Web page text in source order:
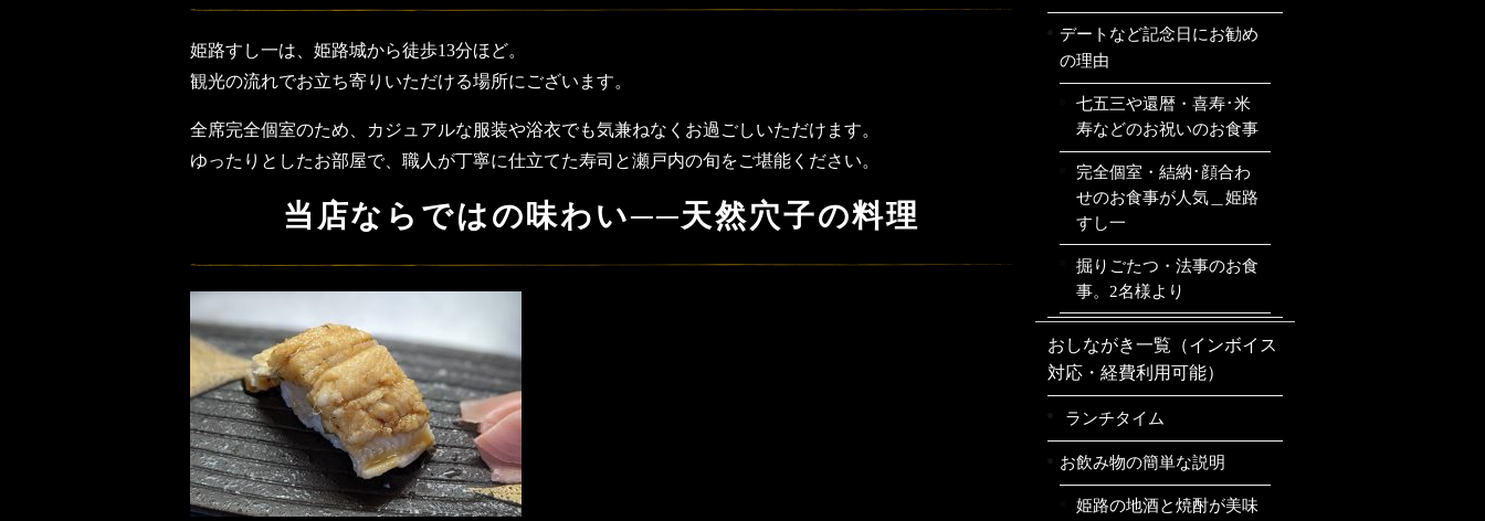
姫路すし一は、姫路城から徒歩13分ほど。
観光の流れでお立ち寄りいただける場所にございます。
全席完全個室のため、カジュアルな服装や浴衣でも気兼ねなくお過ごしいただけます。
ゆったりとしたお部屋で、職人が丁寧に仕立てた寿司と瀬戸内の旬をご堪能ください。
当店ならではの味わい──天然穴子の料理
デートなど記念日にお勧め
の理由
七五三や還暦・喜寿･米
寿などのお祝いのお食事
完全個室・結納･顔合わ
せのお食事が人気＿姫路
すし一
掘りごたつ・法事のお食
事。2名様より
おしながき一覧（インボイス
対応・経費利用可能）
ランチタイム
お飲み物の簡単な説明
姫路の地酒と焼酎が美味